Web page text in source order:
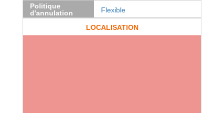
Politique
d'annulation
Flexible
LOCALISATION